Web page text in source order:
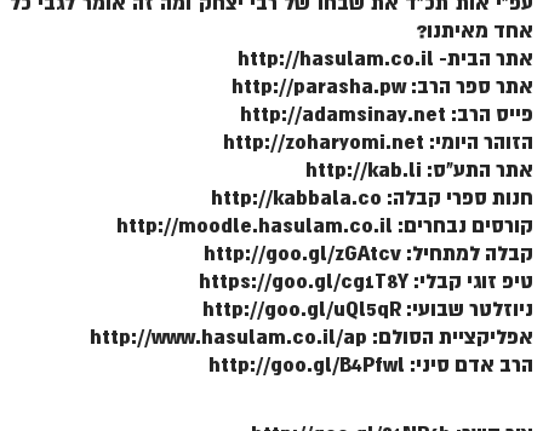
תגיות ונושאים
אודות אתר הזוהר היומי
אודות בית מדרש הסולם
ספר הזוהר
גדולי ישראל על הזוהר
אפליקציית ספר הזוהר הקדוש
הקדשות על דיסקים
אחד מאיתנו?
אתר הבית- http://hasulam.co.il
אתר ספר הרב: http://parasha.pw
פייס הרב: http://adamsinay.net
הזוהר היומי: http://zoharyomi.net
אתר התע"ס: http://kab.li
חנות ספרי קבלה: http://kabbala.co
קורסים נבחרים: http://moodle.hasulam.co.il
קבלה למתחיל: http://goo.gl/zGAtcv
טיפ זוגי קבלי: https://goo.gl/cg1T8Y
ניוזלטר שבועי: http://goo.gl/uQl5qR
אפליקציית הסולם: http://www.hasulam.co.il/ap
הרב אדם סיני: http://goo.gl/B4Pfwl